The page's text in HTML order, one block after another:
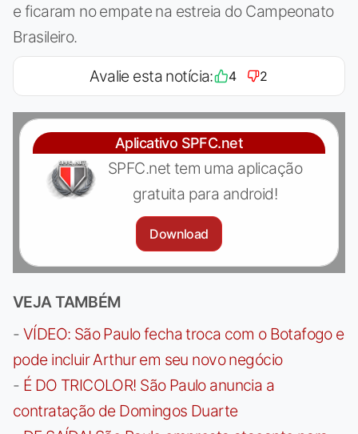
e ficaram no empate na estreia do Campeonato
Brasileiro.
Avalie esta notícia: 4 2
Aplicativo SPFC.net
SPFC.net tem uma aplicação
gratuita para android!
Download
VEJA TAMBÉM
- VÍDEO: São Paulo fecha troca com o Botafogo e
pode incluir Arthur em seu novo negócio
- É DO TRICOLOR! São Paulo anuncia a
contratação de Domingos Duarte